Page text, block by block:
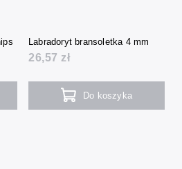
Labradoryt bransoletka 4 mm
26,57 zł
Do koszyka